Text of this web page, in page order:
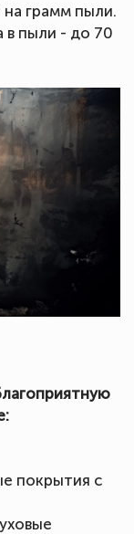
грамм пыли.
в пыли - до 70
покрытия с